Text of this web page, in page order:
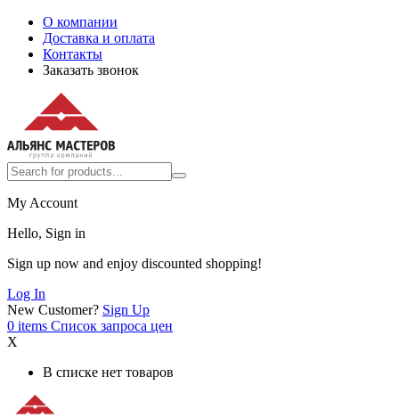
О компании
Доставка и оплата
Контакты
Заказать звонок
My Account
Hello, Sign in
Sign up now and enjoy discounted shopping!
Log In
New Customer? Sign Up
0 items Список запроса цен
X
В списке нет товаров